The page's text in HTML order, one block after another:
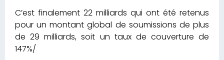
C’est finalement 22 milliards qui ont été retenus
pour un montant global de soumissions de plus
de 29 milliards, soit un taux de couverture de
147%/